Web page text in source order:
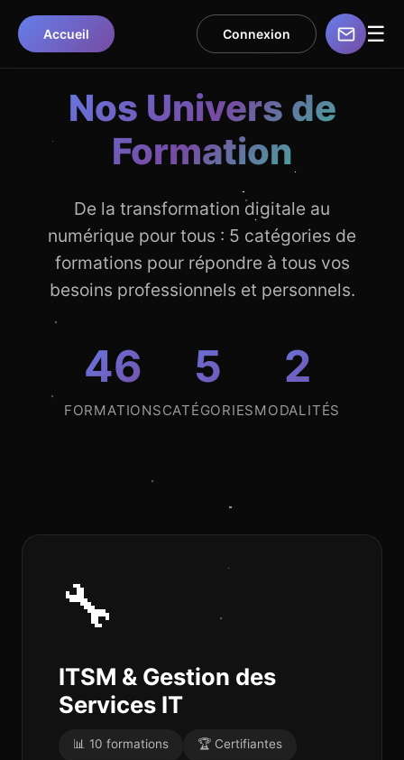
Accueil Connexion ☰
Nos Univers de
Formation
De la transformation digitale au
numérique pour tous : 5 catégories de
formations pour répondre à tous vos
besoins professionnels et personnels.
46
FORMATIONS
5
CATÉGORIES
2
MODALITÉS
🔧
ITSM & Gestion des
Services IT
📊 10 formations 🏆 Certifiantes